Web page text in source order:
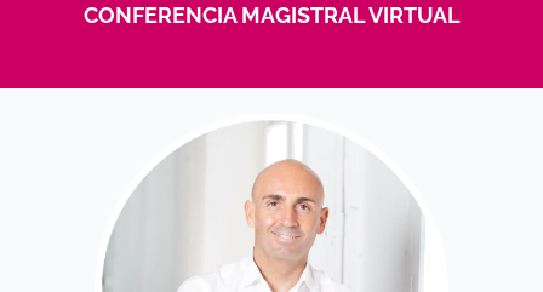
CONFERENCIA MAGISTRAL VIRTUAL